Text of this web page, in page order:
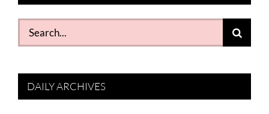
Search
for:
DAILY ARCHIVES